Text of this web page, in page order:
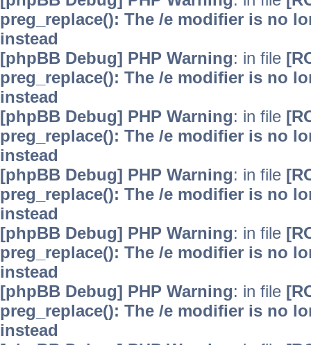
preg_replace(): The /e modifier is no
instead
[phpBB Debug] PHP Warning: in file
preg_replace(): The /e modifier is no
instead
[phpBB Debug] PHP Warning: in file
preg_replace(): The /e modifier is no
instead
[phpBB Debug] PHP Warning: in file
preg_replace(): The /e modifier is no
instead
[phpBB Debug] PHP Warning: in file
preg_replace(): The /e modifier is no
instead
[phpBB Debug] PHP Warning: in file
preg_replace(): The /e modifier is no
instead